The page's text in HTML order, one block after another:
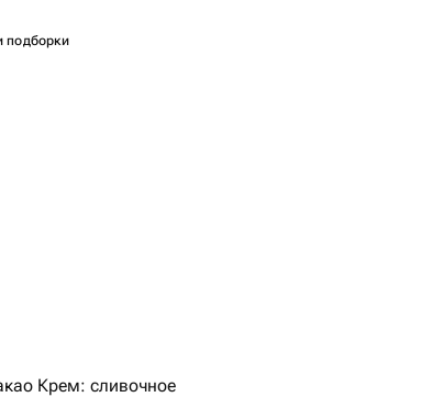
подборки
Крем: сливочное